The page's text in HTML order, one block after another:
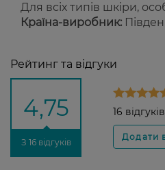
Для всіх типів шкіри,
Країна-виробник:
Рейтинг та відгуки
4,75
З 16 відгуків
16 відгуків